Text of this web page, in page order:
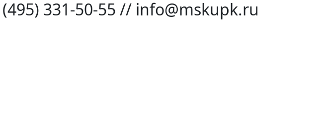
(495) 331-50-55 // info@mskupk.ru